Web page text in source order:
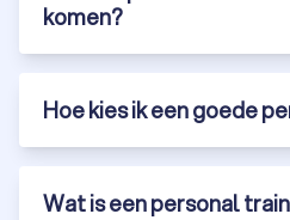
maar krijgt u toch veel
Voor wie is personal
Personal training is er voor
tot ervaren sporters. Een fitness
als u: Nooit eerder in een
komen?
Hoe kies ik een goede
Wat is een personal